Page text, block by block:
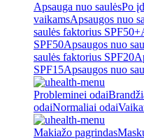
Apsauga nuo saulėsPo
vaikamsApsaugos nuo
saulės faktorius SPF50+
SPF50Apsaugos nuo
saulės faktorius SPF20
SPF15Apsaugos nuo
Probleminei odai
odaiNormaliai odai
Makiažo pagrindas